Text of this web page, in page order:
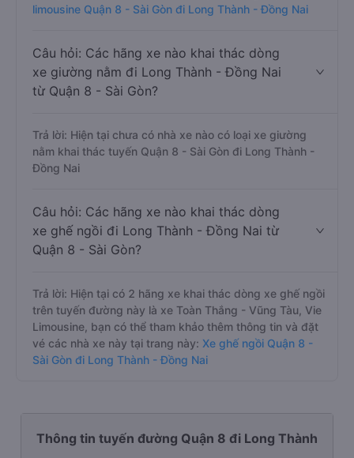
limousine Quận 8 - Sài Gòn đi Long Thành - Đồng Nai
Câu hỏi: Các hãng xe nào khai thác dòng
xe giường nằm đi Long Thành - Đồng Nai
từ Quận 8 - Sài Gòn?
Trả lời: Hiện tại chưa có nhà xe nào có loại xe giường
nằm khai thác tuyến Quận 8 - Sài Gòn đi Long Thành -
Đồng Nai
Câu hỏi: Các hãng xe nào khai thác dòng
xe ghế ngồi đi Long Thành - Đồng Nai từ
Quận 8 - Sài Gòn?
Trả lời: Hiện tại có 2 hãng xe khai thác dòng xe ghế ngồi
trên tuyến đường này là xe Toàn Thắng - Vũng Tàu, Vie
Limousine, bạn có thể tham khảo thêm thông tin và đặt
vé các nhà xe này tại trang này: Xe ghế ngồi Quận 8 -
Sài Gòn đi Long Thành - Đồng Nai
Thông tin tuyến đường Quận 8 đi Long Thành